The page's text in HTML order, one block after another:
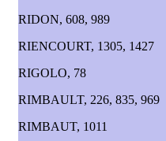
RIDON, 608, 989
RIENCOURT, 1305, 1427
RIGOLO, 78
RIMBAULT, 226, 835, 969
RIMBAUT, 1011